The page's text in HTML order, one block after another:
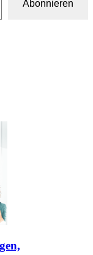
Abonnieren